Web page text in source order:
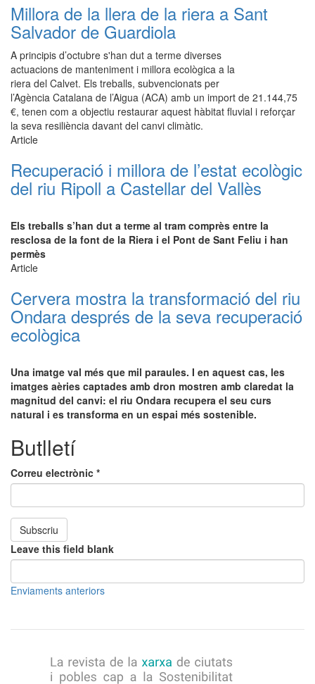
Millora de la llera de la riera a Sant
Salvador de Guardiola
A principis d’octubre s'han dut a terme diverses
actuacions de manteniment i millora ecològica a la
riera del Calvet. Els treballs, subvencionats per
l’Agència Catalana de l’Aigua (ACA) amb un import de 21.144,75
€, tenen com a objectiu restaurar aquest hàbitat fluvial i reforçar
la seva resiliència davant del canvi climàtic.
Article
Recuperació i millora de l’estat ecològic
del riu Ripoll a Castellar del Vallès
Els treballs s’han dut a terme al tram comprès entre la
resclosa de la font de la Riera i el Pont de Sant Feliu i han
permès
Article
Cervera mostra la transformació del riu
Ondara després de la seva recuperació
ecològica
Una imatge val més que mil paraules. I en aquest cas, les
imatges aèries captades amb dron mostren amb claredat la
magnitud del canvi: el riu Ondara recupera el seu curs
natural i es transforma en un espai més sostenible.
Butlletí
Correu electrònic *
Subscriu
Leave this field blank
Enviaments anteriors